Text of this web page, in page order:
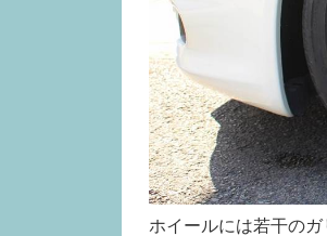
ホイールには若干の